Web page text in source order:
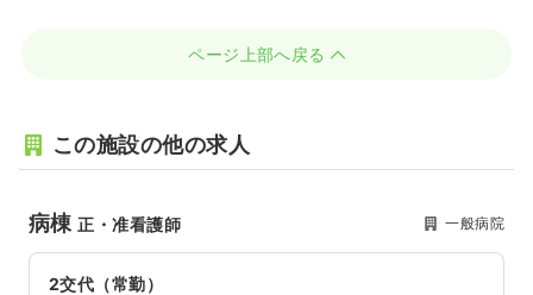
ページ上部へ戻る
この施設の他の求人
病棟正・准看護師 一般病院
2交代（常勤）